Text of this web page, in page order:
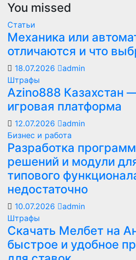
You missed
Статьи
Механика или
отличаются и что
18.07.2026
admin
Штрафы
Azino888 Казахстан
игровая платформа
12.07.2026
admin
Бизнес и работа
Разработка
решений и модули
типового
недостаточно
10.07.2026
admin
Штрафы
Скачать Мелбет на
быстрое и удобное